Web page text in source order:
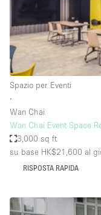
Tipo di spazio
Acquista
Atelier /
Container
Spazio per Eventi
∙
Wan Chai
Wan Chai Event Space
3,000 sq ft
su base HK$21,600 al
RISPOSTA RAPIDA